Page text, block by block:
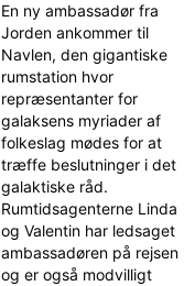
En ny ambassadør fra
Jorden ankommer til
Navlen, den gigantiske
rumstation hvor
repræsentanter for
galaksens myriader af
folkeslag mødes for at
træffe beslutninger i det
galaktiske råd.
Rumtidsagenterne Linda
og Valentin har ledsaget
ambassadøren på rejsen
og er også modvilligt